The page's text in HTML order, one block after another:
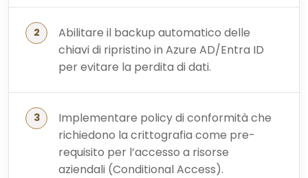
Abilitare il backup automatico delle
chiavi di ripristino in Azure AD/Entra ID
per evitare la perdita di dati.
Implementare policy di conformità che
richiedono la crittografia come pre-
requisito per l’accesso a risorse
aziendali (Conditional Access).